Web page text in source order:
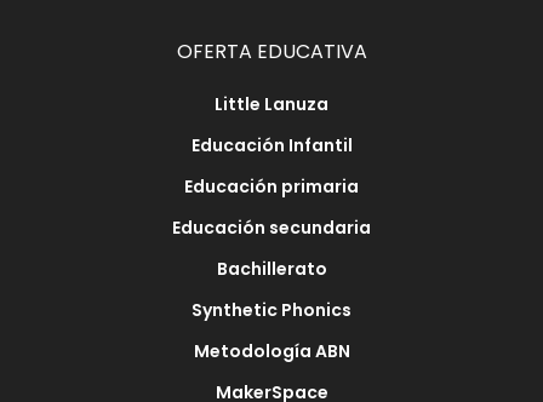
OFERTA EDUCATIVA
Little Lanuza
Educación Infantil
Educación primaria
Educación secundaria
Bachillerato
Synthetic Phonics
Metodología ABN
MakerSpace